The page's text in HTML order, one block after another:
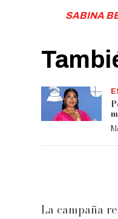
SABINA
La campaña